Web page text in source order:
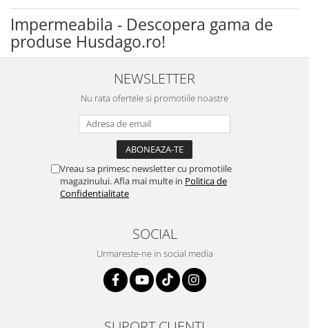
Impermeabila - Descopera gama de
produse Husdago.ro!
NEWSLETTER
Nu rata ofertele si promotiile noastre
Vreau sa primesc newsletter cu promotiile
magazinului. Afla mai multe in Politica de
Confidentialitate
SOCIAL
Urmareste-ne in social media